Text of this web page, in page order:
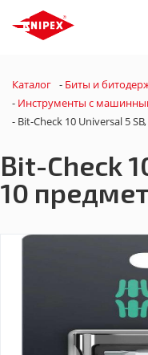
Каталог - Биты и
- Инструменты с
- Bit-Check 10 Universal 5
Bit-Check
10